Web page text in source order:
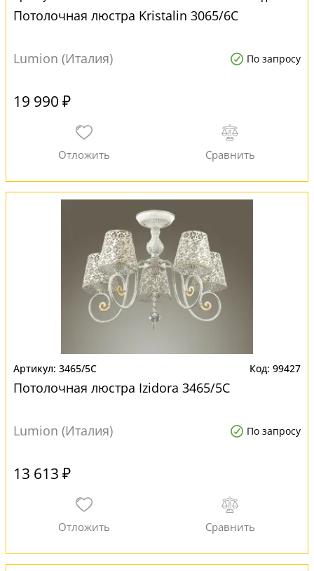
Потолочная люстра Kristalin 3065/6C
Lumion (Италия) По запросу
19 990 ₽
3465/5C 99427
Потолочная люстра Izidora 3465/5C
Lumion (Италия) По запросу
13 613 ₽